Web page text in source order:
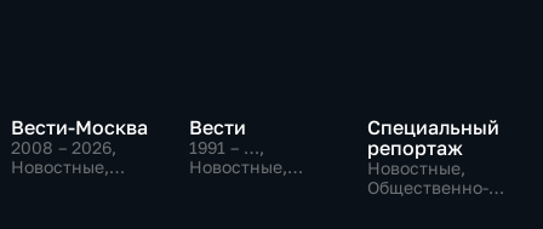
Вести-Москва
2008 – 2026,
Новостные,
Вести
1991 – …,
Новостные,
Специальный
репортаж
Новостные,
Общественно-